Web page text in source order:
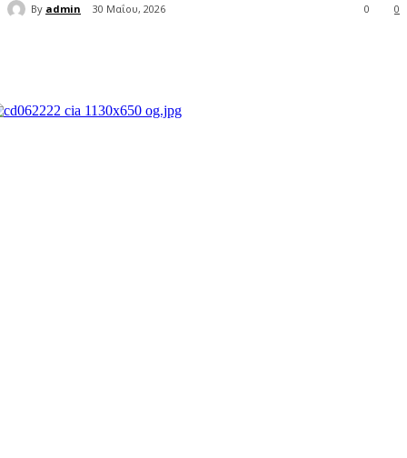
By admin 30 Μαΐου, 2026 0
0